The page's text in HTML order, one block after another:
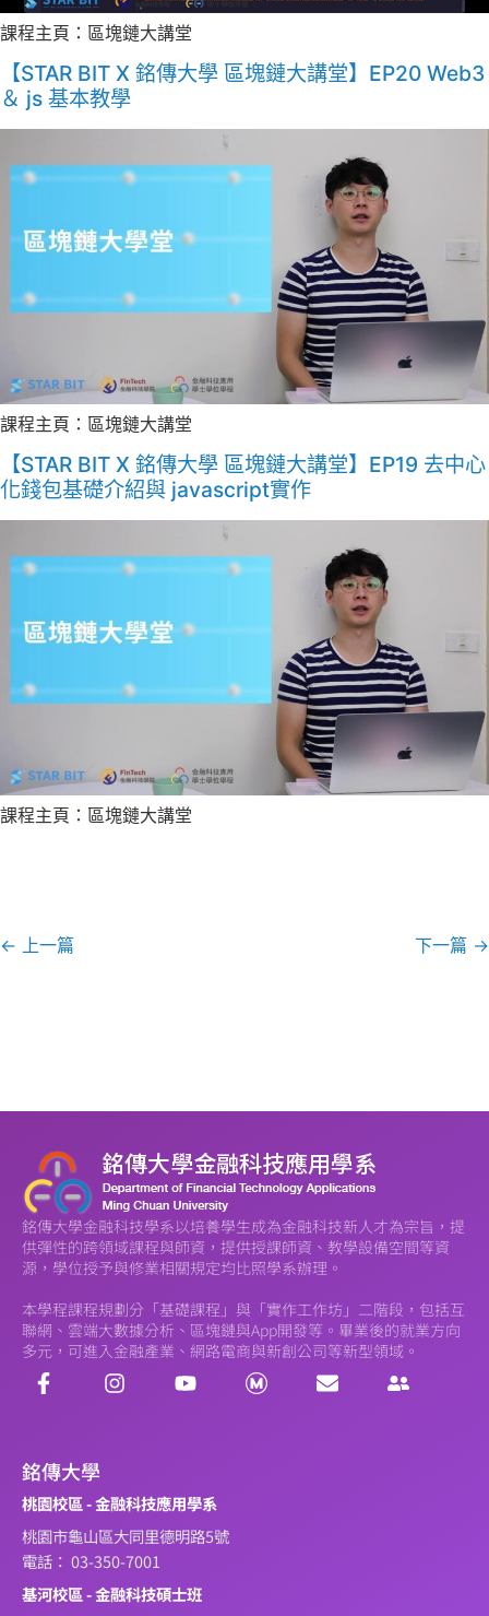
課程主頁：區塊鏈大講堂
【STAR BIT X 銘傳大學 區塊鏈大講堂】EP20 Web3
＆ js 基本教學
課程主頁：區塊鏈大講堂
【STAR BIT X 銘傳大學 區塊鏈大講堂】EP19 去中心
化錢包基礎介紹與 javascript實作
課程主頁：區塊鏈大講堂
← 上一篇 下一篇 →
銘傳大學金融科技學系以培養學生成為金融科技新人才為宗旨，提
供彈性的跨領域課程與師資，提供授課師資、教學設備空間等資
源，學位授予與修業相關規定均比照學系辦理。
本學程課程規劃分「基礎課程」與「實作工作坊」二階段，包括互
聯網、雲端大數據分析、區塊鏈與App開發等。畢業後的就業方向
多元，可進入金融產業、網路電商與新創公司等新型領域。
銘傳大學
桃園校區 - 金融科技應用學系
桃園市龜山區大同里德明路5號
電話： 03-350-7001
基河校區 - 金融科技碩士班